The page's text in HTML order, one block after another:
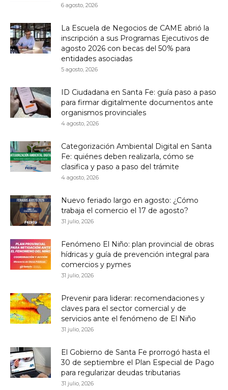
6 agosto, 2026
La Escuela de Negocios de CAME abrió la
inscripción a sus Programas Ejecutivos de
agosto 2026 con becas del 50% para
entidades asociadas
5 agosto, 2026
ID Ciudadana en Santa Fe: guía paso a paso
para firmar digitalmente documentos ante
organismos provinciales
4 agosto, 2026
Categorización Ambiental Digital en Santa
Fe: quiénes deben realizarla, cómo se
clasifica y paso a paso del trámite
4 agosto, 2026
Nuevo feriado largo en agosto: ¿Cómo
trabaja el comercio el 17 de agosto?
31 julio, 2026
Fenómeno El Niño: plan provincial de obras
hídricas y guía de prevención integral para
comercios y pymes
31 julio, 2026
Prevenir para liderar: recomendaciones y
claves para el sector comercial y de
servicios ante el fenómeno de El Niño
31 julio, 2026
El Gobierno de Santa Fe prorrogó hasta el
30 de septiembre el Plan Especial de Pago
para regularizar deudas tributarias
31 julio, 2026